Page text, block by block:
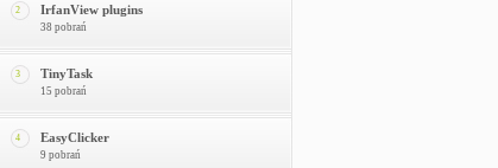
2 IrfanView plugins
38 pobrań
3 TinyTask
15 pobrań
4 EasyClicker
9 pobrań